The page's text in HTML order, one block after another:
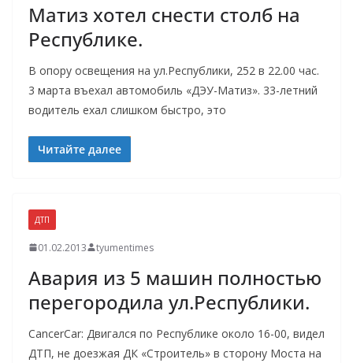
Матиз хотел снести столб на
Республике.
В опору освещения на ул.Республики, 252 в 22.00 час.
3 марта въехал автомобиль «ДЭУ-Матиз». 33-летний
водитель ехал слишком быстро, это
Читайте далее
ДТП
01.02.2013 tyumentimes
Авария из 5 машин полностью
перегородила ул.Республики.
CancerCar: Двигался по Республике около 16-00, видел
ДТП, не доезжая ДК «Строитель» в сторону Моста на